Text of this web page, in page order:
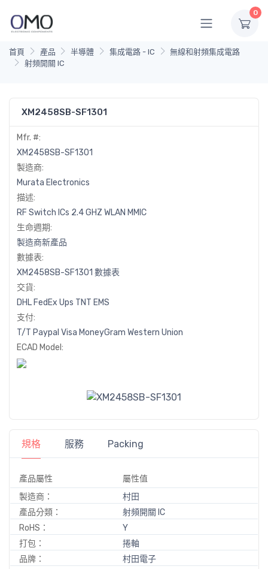
0
首頁 產品 半導體 集成電路 - IC
無線和射頻集成電路
射頻開關 IC
XM2458SB-SF1301
Mfr. #:
XM2458SB-SF1301
製造商:
Murata Electronics
描述:
RF Switch ICs 2.4 GHZ WLAN MMIC
生命週期:
製造商新產品
數據表:
XM2458SB-SF1301 數據表
交貨:
DHL FedEx Ups TNT EMS
支付:
T/T Paypal Visa MoneyGram Western Union
ECAD Model:
規格 服務 Packing
產品屬性
屬性值
製造商：
村田
產品分類：
射頻開關 IC
RoHS：
Y
打包：
捲軸
品牌：
村田電子